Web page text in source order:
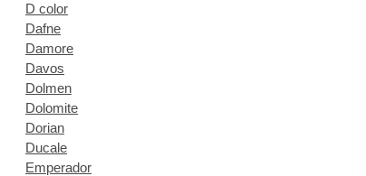
D color
Dafne
Damore
Davos
Dolmen
Dolomite
Dorian
Ducale
Emperador